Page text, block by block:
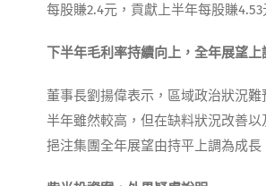
每股賺2.4元，貢獻上半年每股賺4.53
下半年毛利率持續向上，全年展望上
董事長劉揚偉表示，區域政治狀況
半年雖然較高，但在缺料狀況改善
挹注集團全年展望由持平上調為成長